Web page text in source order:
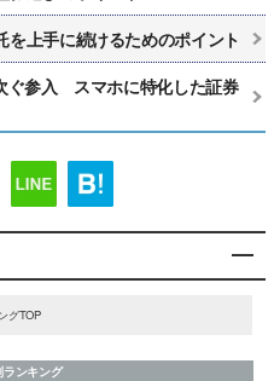
上手に続けるためのポイント
ぐ参入 スマホに特化した証券
グTOP
ランキング